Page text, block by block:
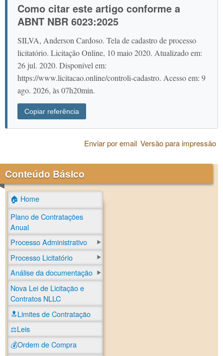
Como citar este artigo conforme a
ABNT NBR 6023:2025
SILVA, Anderson Cardoso. Tela de cadastro de processo
licitatório. Licitação Online, 10 maio 2020. Atualizado em:
26 jul. 2020. Disponível em:
https://www.licitacao.online/controli-cadastro. Acesso em: 9
ago. 2026, às 07h20min.
Copiar referência
Versão para impressão
Enviar por email
Conteúdo Básico
🏠 Home
Plano de Contratações
Anual
Processo Administrativo
Processo Licitatório
Análise da documentação
Nova Lei de Licitação e
Contratos NLLC
🔝Limites de Contratação
⚖️Leis
💰Ordem de Compra